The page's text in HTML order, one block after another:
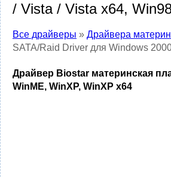
/ Vista / Vista x64,
Все драйверы » Драйвера
SATA/Raid Driver для Windows
Драйвер Biostar материнская
WinME, WinXP, WinXP x64